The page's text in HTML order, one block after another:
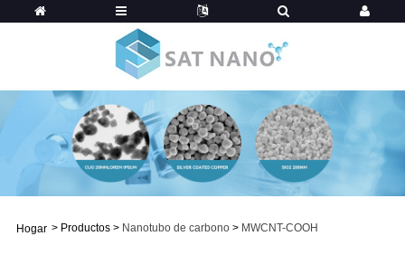
Hogar > Productos > Nanotubo de carbono > MWCNT-COOH